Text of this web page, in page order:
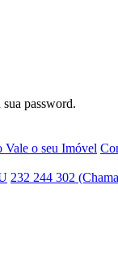
password.
Vale o seu Imóvel
232 244 302